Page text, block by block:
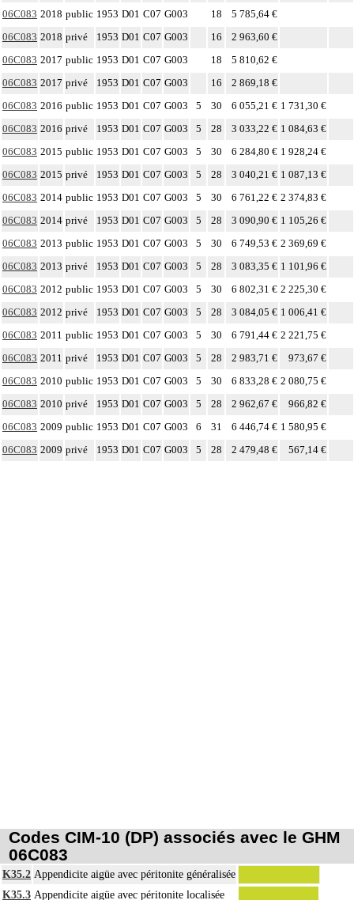
06C083 2018 public 1953 D01 C07 G003 18
5 785,64 €
06C083 2018 privé 1953 D01 C07 G003 16
2 963,60 €
06C083 2017 public 1953 D01 C07 G003 18
5 810,62 €
06C083 2017 privé 1953 D01 C07 G003 16
2 869,18 €
06C083 2016 public 1953 D01 C07 G003 5 30 6 055,21 € 1 731,30 €
06C083 2016 privé 1953 D01 C07 G003 5 28 3 033,22 € 1 084,63 €
06C083 2015 public 1953 D01 C07 G003 5 30 6 284,80 € 1 928,24 €
06C083 2015 privé 1953 D01 C07 G003 5 28 3 040,21 € 1 087,13 €
06C083 2014 public 1953 D01 C07 G003 5 30 6 761,22 € 2 374,83 €
06C083 2014 privé 1953 D01 C07 G003 5 28 3 090,90 € 1 105,26 €
06C083 2013 public 1953 D01 C07 G003 5 30 6 749,53 € 2 369,69 €
06C083 2013 privé 1953 D01 C07 G003 5 28 3 083,35 € 1 101,96 €
06C083 2012 public 1953 D01 C07 G003 5 30 6 802,31 € 2 225,30 €
06C083 2012 privé 1953 D01 C07 G003 5 28 3 084,05 € 1 006,41 €
06C083 2011 public 1953 D01 C07 G003 5 30 6 791,44 € 2 221,75 €
06C083 2011 privé 1953 D01 C07 G003 5 28 2 983,71 €
973,67 €
06C083 2010 public 1953 D01 C07 G003 5 30 6 833,28 € 2 080,75 €
06C083 2010 privé 1953 D01 C07 G003 5 28 2 962,67 €
966,82 €
06C083 2009 public 1953 D01 C07 G003 6 31 6 446,74 € 1 580,95 €
06C083 2009 privé 1953 D01 C07 G003 5 28 2 479,48 € 567,14 €
Codes CIM-10 (DP) associés avec le GHM
06C083
K35.2 Appendicite aigüe avec péritonite généralisée
K35.3 Appendicite aigüe avec péritonite localisée